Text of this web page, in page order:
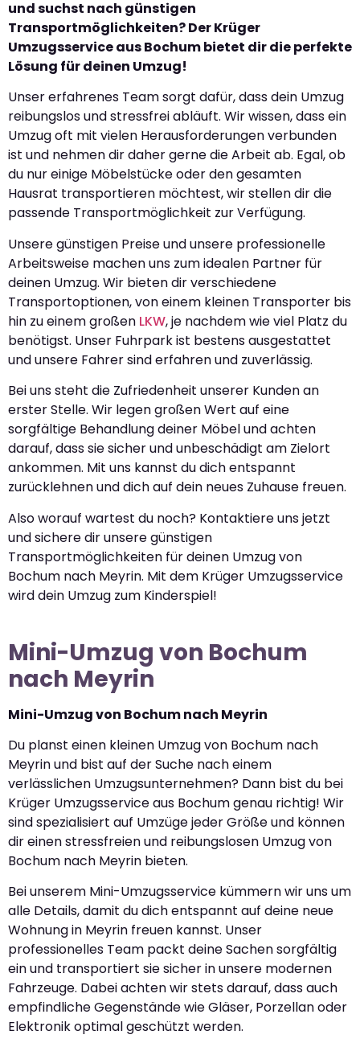
und suchst nach günstigen
Transportmöglichkeiten? Der Krüger
Umzugsservice aus Bochum bietet dir die perfekte
Lösung für deinen Umzug!
Unser erfahrenes Team sorgt dafür, dass dein Umzug
reibungslos und stressfrei abläuft. Wir wissen, dass ein
Umzug oft mit vielen Herausforderungen verbunden
ist und nehmen dir daher gerne die Arbeit ab. Egal, ob
du nur einige Möbelstücke oder den gesamten
Hausrat transportieren möchtest, wir stellen dir die
passende Transportmöglichkeit zur Verfügung.
Unsere günstigen Preise und unsere professionelle
Arbeitsweise machen uns zum idealen Partner für
deinen Umzug. Wir bieten dir verschiedene
Transportoptionen, von einem kleinen Transporter bis
hin zu einem großen LKW, je nachdem wie viel Platz du
benötigst. Unser Fuhrpark ist bestens ausgestattet
und unsere Fahrer sind erfahren und zuverlässig.
Bei uns steht die Zufriedenheit unserer Kunden an
erster Stelle. Wir legen großen Wert auf eine
sorgfältige Behandlung deiner Möbel und achten
darauf, dass sie sicher und unbeschädigt am Zielort
ankommen. Mit uns kannst du dich entspannt
zurücklehnen und dich auf dein neues Zuhause freuen.
Also worauf wartest du noch? Kontaktiere uns jetzt
und sichere dir unsere günstigen
Transportmöglichkeiten für deinen Umzug von
Bochum nach Meyrin. Mit dem Krüger Umzugsservice
wird dein Umzug zum Kinderspiel!
Mini-Umzug von Bochum
nach Meyrin
Mini-Umzug von Bochum nach Meyrin
Du planst einen kleinen Umzug von Bochum nach
Meyrin und bist auf der Suche nach einem
verlässlichen Umzugsunternehmen? Dann bist du bei
Krüger Umzugsservice aus Bochum genau richtig! Wir
sind spezialisiert auf Umzüge jeder Größe und können
dir einen stressfreien und reibungslosen Umzug von
Bochum nach Meyrin bieten.
Bei unserem Mini-Umzugsservice kümmern wir uns um
alle Details, damit du dich entspannt auf deine neue
Wohnung in Meyrin freuen kannst. Unser
professionelles Team packt deine Sachen sorgfältig
ein und transportiert sie sicher in unsere modernen
Fahrzeuge. Dabei achten wir stets darauf, dass auch
empfindliche Gegenstände wie Gläser, Porzellan oder
Elektronik optimal geschützt werden.